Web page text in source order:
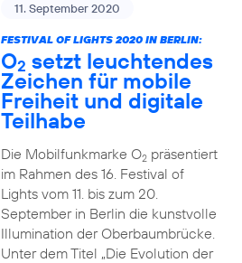
11. September 2020
FESTIVAL OF LIGHTS 2020 IN BERLIN:
O2 setzt leuchtendes
Zeichen für mobile
Freiheit und digitale
Teilhabe
Die Mobilfunkmarke O2präsentiert
im Rahmen des 16. Festival of
Lights vom 11. bis zum 20.
September in Berlin die kunstvolle
Illumination der Oberbaumbrücke.
Unter dem Titel „Die Evolution der